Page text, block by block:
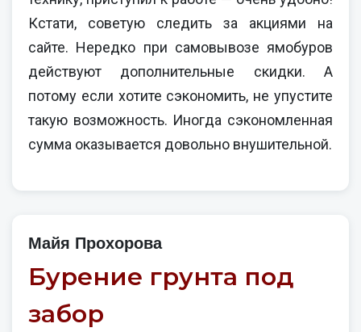
Кстати, советую следить за акциями на
сайте. Нередко при самовывозе ямобуров
действуют дополнительные скидки. А
потому если хотите сэкономить, не упустите
такую возможность. Иногда сэкономленная
сумма оказывается довольно внушительной.
Майя Прохорова
Бурение грунта под
забор